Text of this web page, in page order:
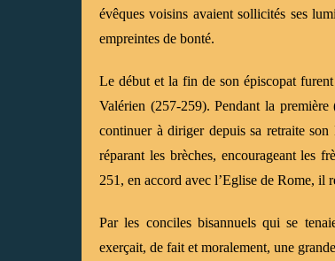
évêques voisins avaient sollicités ses
empreintes de bonté.
Le début et la fin de son épiscopat
Valérien (257-259). Pendant la
continuer à diriger depuis sa retraite
réparant les brèches, encourageant les
251, en accord avec l’Eglise de Rome, il
Par les conciles bisannuels qui se
exerçait, de fait et moralement, une